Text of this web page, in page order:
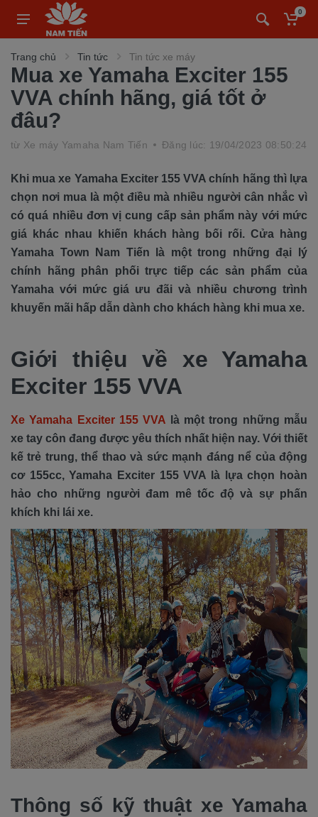
0
Trang chủ Tin tức Tin tức xe máy
Mua xe Yamaha Exciter 155
VVA chính hãng, giá tốt ở
đâu?
từ Xe máy Yamaha Nam Tiến Đăng lúc: 19/04/2023 08:50:24
Khi mua xe Yamaha Exciter 155 VVA chính hãng thì lựa
chọn nơi mua là một điều mà nhiều người cân nhắc vì
có quá nhiều đơn vị cung cấp sản phẩm này với mức
giá khác nhau khiến khách hàng bối rối. Cửa hàng
Yamaha Town Nam Tiến là một trong những đại lý
chính hãng phân phối trực tiếp các sản phẩm của
Yamaha với mức giá ưu đãi và nhiều chương trình
khuyến mãi hấp dẫn dành cho khách hàng khi mua xe.
Giới thiệu về xe Yamaha
Exciter 155 VVA
Xe Yamaha Exciter 155 VVA là một trong những mẫu
xe tay côn đang được yêu thích nhất hiện nay. Với thiết
kế trẻ trung, thể thao và sức mạnh đáng nể của động
cơ 155cc, Yamaha Exciter 155 VVA là lựa chọn hoàn
hảo cho những người đam mê tốc độ và sự phấn
khích khi lái xe.
Thông số kỹ thuật xe Yamaha